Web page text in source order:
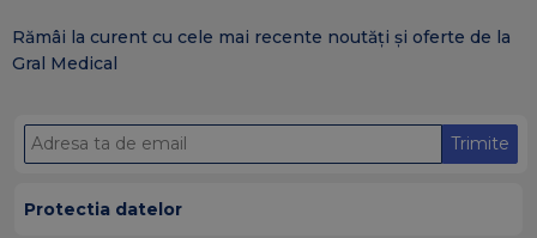
Rămâi la curent cu cele mai recente noutăți și oferte de la
Gral Medical
Trimite
Protectia datelor